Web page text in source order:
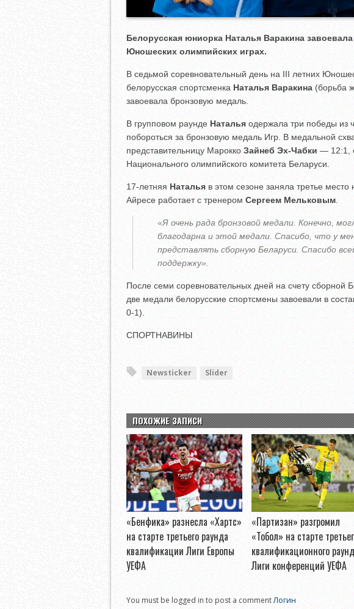
Белорусская юниорка Наталья Варакина
Юношеских олимпийских играх.
В седьмой соревновательный день на ІІІ летних
белорусская спортсменка Наталья Варакина (борьба
завоевала бронзовую медаль.
В групповом раунде Наталья одержала три победы из
побороться за бронзовую медаль Игр. В медальной
представительницу Марокко Зайнеб Эх-Чабки — 12:1,
Национального олимпийского комитета Беларуси.
17-летняя Наталья в этом сезоне заняла третье
Айресе работает с тренером Сергеем Мельковым.
«Я очень рада бронзовой медали. Конечно,
благодарна и этой медали. Спасибо, что у
представлять сборную Беларуси. Спасибо
поддержку».
После семи соревновательных дней на счету сборной
две медали белорусские спортсмены завоевали в
0-1).
СПОРТНАВИНЫ
Newsticker Slider
ПОХОЖИЕ ЗАПИСИ
«Бенфика» разнесла «Хартс»
на старте третьего раунда
квалификации Лиги Европы
УЕФА
«Партизан» разгромил
«Тобол» на старте
квалификационного
Лиги конференций УЕФА
You must be logged in to post a commentЛогин